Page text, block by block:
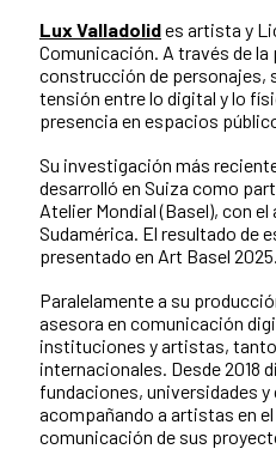
Lux Valladolides artista y
Comunicación. A través de la
construcción de personajes,
tensión entre lo digital y lo
presencia en espacios
Su investigación más
desarrolló en Suiza como
Atelier Mondial (Basel), con
Sudamérica. El resultado de
presentado en Art Basel 2025.
Paralelamente a su
asesora en comunicación
instituciones y artistas,
internacionales. Desde 2018
fundaciones, universidades
acompañando a artistas en el
comunicación de sus